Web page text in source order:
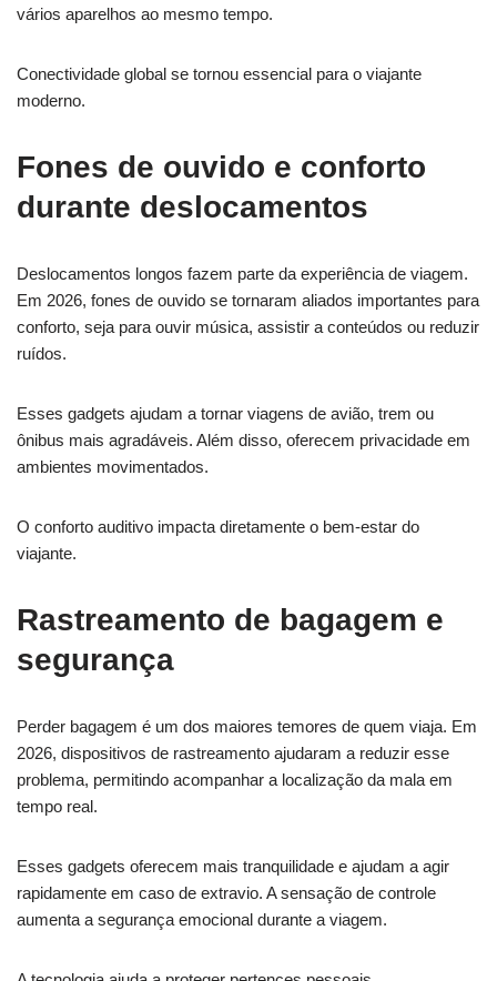
vários aparelhos ao mesmo tempo.
Conectividade global se tornou essencial para o viajante
moderno.
Fones de ouvido e conforto
durante deslocamentos
Deslocamentos longos fazem parte da experiência de viagem.
Em 2026, fones de ouvido se tornaram aliados importantes para
conforto, seja para ouvir música, assistir a conteúdos ou reduzir
ruídos.
Esses gadgets ajudam a tornar viagens de avião, trem ou
ônibus mais agradáveis. Além disso, oferecem privacidade em
ambientes movimentados.
O conforto auditivo impacta diretamente o bem-estar do
viajante.
Rastreamento de bagagem e
segurança
Perder bagagem é um dos maiores temores de quem viaja. Em
2026, dispositivos de rastreamento ajudaram a reduzir esse
problema, permitindo acompanhar a localização da mala em
tempo real.
Esses gadgets oferecem mais tranquilidade e ajudam a agir
rapidamente em caso de extravio. A sensação de controle
aumenta a segurança emocional durante a viagem.